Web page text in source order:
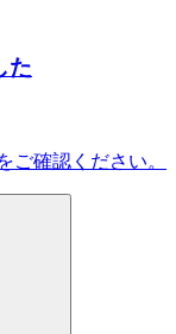
た
ご確認ください。